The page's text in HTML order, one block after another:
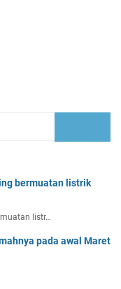
bermuatan listrik
listr…
pada awal Maret